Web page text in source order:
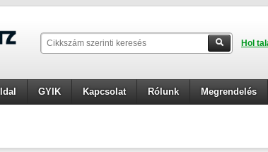
Hol
GYIK Kapcsolat Rólunk Megrendelés